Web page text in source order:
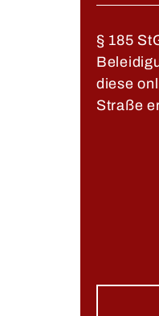
§ 185
diese
Straße